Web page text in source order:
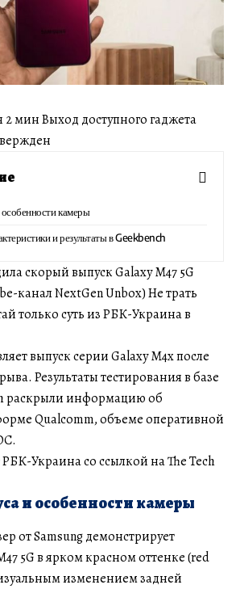
2 мин Выход доступного гаджета
камеры
и результаты в Geekbench
скорый выпуск Galaxy M47 5G
канал NextGen Unbox) Не трать
только суть из РБК-Украина в
выпуск серии Galaxy M4x после
Результаты тестирования в базе
раскрыли информацию об
Qualcomm, объеме оперативной
Украина со ссылкой на The Tech
и особенности камеры
от Samsung демонстрирует
5G в ярком красном оттенке (red
изменением задней